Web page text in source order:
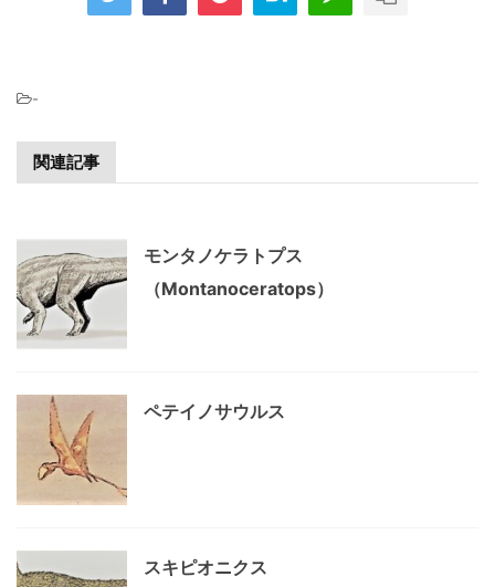
-
関連記事
モンタノケラトプス
（Montanoceratops）
ペテイノサウルス
スキピオニクス